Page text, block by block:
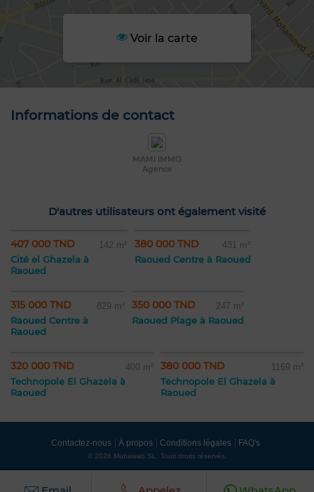
Voir la carte
Informations de contact
MAMI IMMO
Agence
D'autres utilisateurs ont également visité
407 000 TND 142 m²
Cité el Ghazela à
Raoued
380 000 TND 431 m²
Raoued Centre à Raoued
315 000 TND 829 m²
Raoued Centre à
Raoued
350 000 TND 247 m²
Raoued Plage à Raoued
320 000 TND 400 m²
Technopole El Ghazela à
Raoued
380 000 TND 1169 m²
Technopole El Ghazela à
Raoued
Contactez-nous À propos Conditions légales FAQ's
© 2026 Mubawab SL. Tous droits réservés.